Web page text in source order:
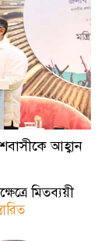
আহ্বান
মিতব্যয়ী